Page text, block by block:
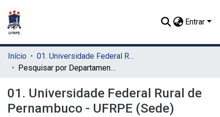
Entrar
Início
01. Universidade Federal Rural de Pernambuco - UFRPE (Sede)
Pesquisar por Departamento
01. Universidade Federal Rural de
Pernambuco - UFRPE (Sede)